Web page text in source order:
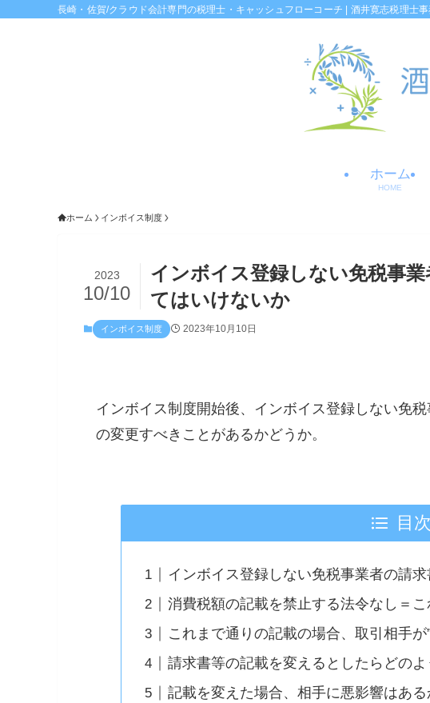
長崎・佐賀/クラウド会計専門の税理士・キャッシュフローコーチ | 酒井寛志税理士
ホーム
HOME
ホーム インボイス制度
インボイス登録しない免税事
てはいけないか
2023
10/10
インボイス制度 2023年10月10日
インボイス制度開始後、インボイス登録しない免
の変更すべきことがあるかどうか。
目次
インボイス登録しない免税事業者の請
消費税額の記載を禁止する法令なし＝
これまで通りの記載の場合、取引相手が
請求書等の記載を変えるとしたらどの
記載を変えた場合、相手に悪影響はある